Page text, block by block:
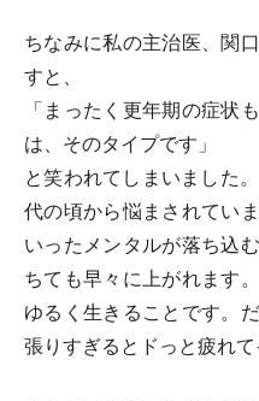
ちなみに私の主治医、関
すと、
「まったく更年期の症状
は、そのタイプです」
と笑われてしまいました
代の頃から悩まされてい
いったメンタルが落ち込
ちても早々に上がれます
ゆるく生きることです。
張りすぎるとドっと疲れて